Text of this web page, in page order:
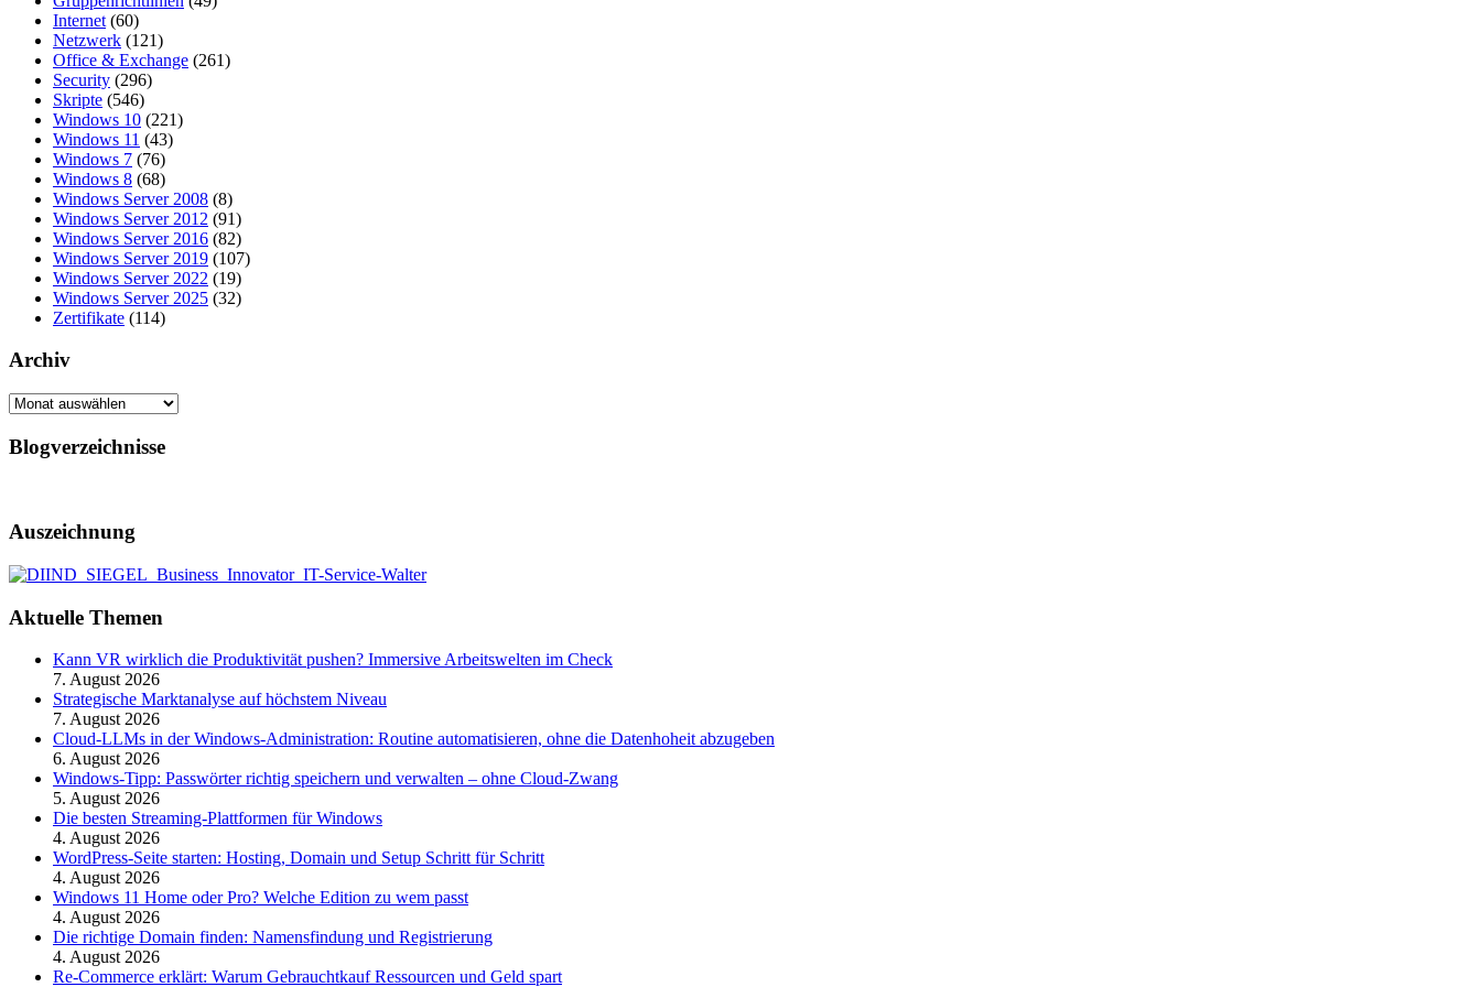
Internet (60)
Netzwerk (121)
Office & Exchange (261)
Security (296)
Skripte (546)
Windows 10 (221)
Windows 11 (43)
Windows 7 (76)
Windows 8 (68)
Windows Server 2008 (8)
Windows Server 2012 (91)
Windows Server 2016 (82)
Windows Server 2019 (107)
Windows Server 2022 (19)
Windows Server 2025 (32)
Zertifikate (114)
Archiv
Archiv
Blogverzeichnisse
Auszeichnung
Aktuelle Themen
Kann VR wirklich die Produktivität pushen? Immersive Arbeitswelten im Check
7. August 2026
Strategische Marktanalyse auf höchstem Niveau
7. August 2026
Cloud-LLMs in der Windows-Administration: Routine automatisieren, ohne die Datenhoheit abzugeben
6. August 2026
Windows-Tipp: Passwörter richtig speichern und verwalten – ohne Cloud-Zwang
5. August 2026
Die besten Streaming-Plattformen für Windows
4. August 2026
WordPress-Seite starten: Hosting, Domain und Setup Schritt für Schritt
4. August 2026
Windows 11 Home oder Pro? Welche Edition zu wem passt
4. August 2026
Die richtige Domain finden: Namensfindung und Registrierung
4. August 2026
Re-Commerce erklärt: Warum Gebrauchtkauf Ressourcen und Geld spart